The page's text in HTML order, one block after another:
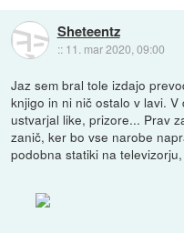
Sheteentz
:: 11. mar 2020, 09:00
Jaz sem bral tole izdajo
knjigo in ni nič ostalo v lavi.
ustvarjal like, prizore... Prav
zanič, ker bo vse narobe
podobna statiki na